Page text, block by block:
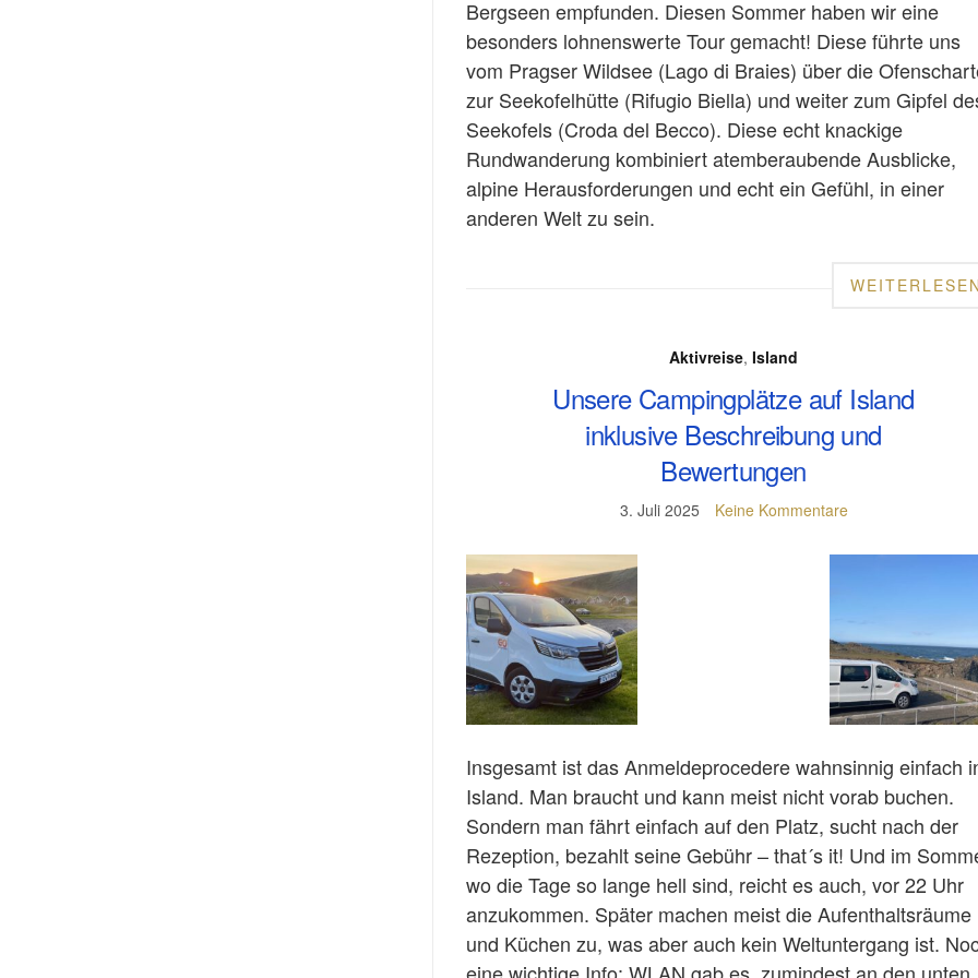
Bergseen empfunden. Diesen Sommer haben wir eine
besonders lohnenswerte Tour gemacht! Diese führte uns
vom Pragser Wildsee (Lago di Braies) über die
zur Seekofelhütte (Rifugio Biella) und weiter zum Gipfel
Seekofels (Croda del Becco). Diese echt knackige
Rundwanderung kombiniert atemberaubende Ausblicke,
alpine Herausforderungen und echt ein Gefühl, in einer
anderen Welt zu sein.
WEITERLESEN
Aktivreise, Island
Unsere Campingplätze auf Island
inklusive Beschreibung und
Bewertungen
3. Juli 2025 Keine Kommentare
Insgesamt ist das Anmeldeprocedere wahnsinnig einfach
Island. Man braucht und kann meist nicht vorab buchen.
Sondern man fährt einfach auf den Platz, sucht nach der
Rezeption, bezahlt seine Gebühr – that´s it! Und im
wo die Tage so lange hell sind, reicht es auch, vor 22 Uhr
anzukommen. Später machen meist die Aufenthaltsräume
und Küchen zu, was aber auch kein Weltuntergang ist.